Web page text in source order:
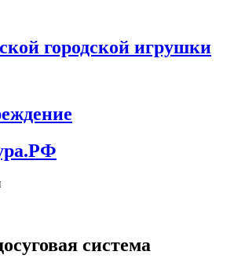
городской игрушки
система